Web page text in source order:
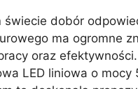
świecie dobór
ma ogromne
oraz
LED liniowa o mocy